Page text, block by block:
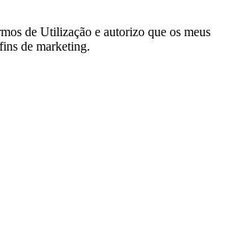
de Utilização e autorizo que os meus
de marketing.